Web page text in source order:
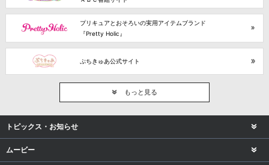
プリキュアとおそろいの実用アイテムブランド
『Pretty Holic』
ぷちきゅあ公式サイト
もっと見る
トピックス・お知らせ
ムービー